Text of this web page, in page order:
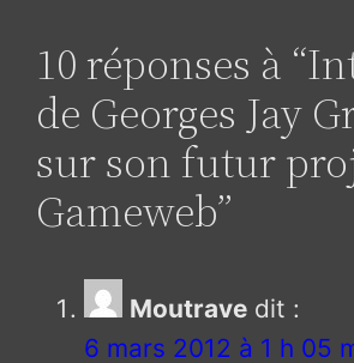
10 réponses à
de Georges Jay
sur son futur
Gameweb”
Moutrave dit :
6 mars 2012 à 1 h 05